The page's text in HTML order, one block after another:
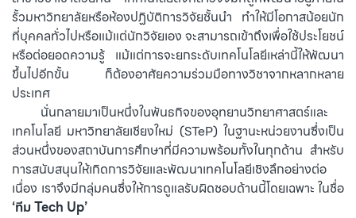
รั้วมหาวิทยาลัยหรือห้องปฏิบัติการวิจัยชั้นนำ ทำให้มีโอกาสน้อยนัก
ที่บุคคลทั่วไปหรือแม้แต่นักวิจัยเอง จะสามารถเข้าถึงเพื่อใช้ประโยชน์
หรือต่อยอดความรู้ แม้แต่การจะยกระดับเทคโนโลยีเหล่านี้ให้พัฒนา
ขึ้นไปอีกขั้น ก็ต้องอาศัยความร่วมมือทางวิชาจากหลากหลาย
ประเทศ
⠀⠀⠀นั่นกลายมาเป็นหนึ่งในพันธกิจของอุทยานวิทยาศาสตร์และ
เทคโนโลยี มหาวิทยาลัยเชียงใหม่ (STeP) ในฐานะหน่วยงานซึ่งเป็น
ส่วนหนึ่งของสถาบันการศึกษาที่มีความพร้อมทั้งในทุกด้าน สำหรับ
การสนับสนุนให้เกิดการวิจัยและพัฒนาเทคโนโลยีเชิงลึกอย่างต่อ
เนื่อง เราจึงมีกลุ่มคนซึ่งให้การดูแลรับผิดชอบด้านนี้โดยเฉพาะ ในชื่อ
‘ทีม Tech Up’